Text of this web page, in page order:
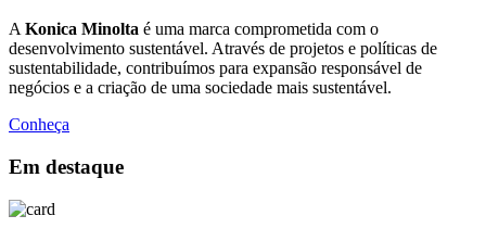
A Konica Minolta é uma marca comprometida com o
desenvolvimento sustentável. Através de projetos e políticas de
sustentabilidade, contribuímos para expansão responsável de
negócios e a criação de uma sociedade mais sustentável.
Conheça
Em destaque